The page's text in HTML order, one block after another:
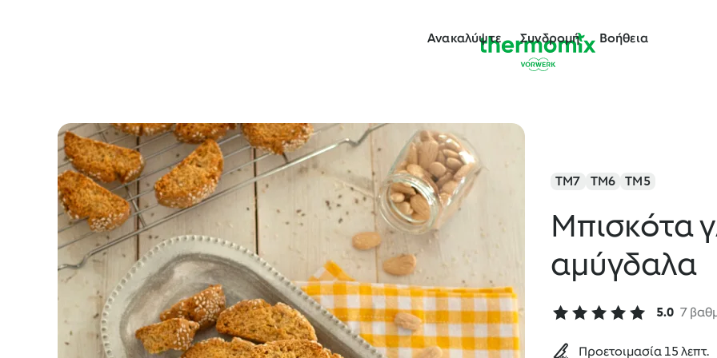
Ανακαλύψτε Συνδρομή Βοήθεια
TM7 TM6 TM5
Μπισκότα
αμύγδαλα
5.0 7
Προετοιμασία 15 λεπτ.